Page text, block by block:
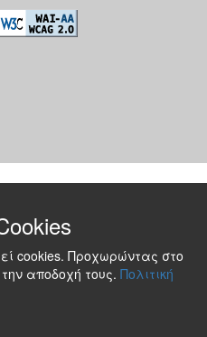
cookies. Προχωρώντας στο
αποδοχή τους. Πολιτική